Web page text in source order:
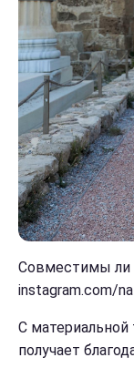
Совместимы ли
instagram.com/
С материальной
получает